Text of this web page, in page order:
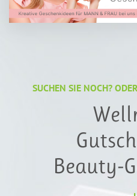
SUCHEN SIE NOCH?
Beauty-